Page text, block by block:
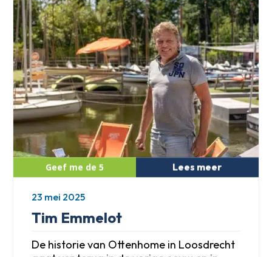
Tim Emmelot
De historie van Ottenhome in Loosdrecht
Lees meer
23 mei 2025